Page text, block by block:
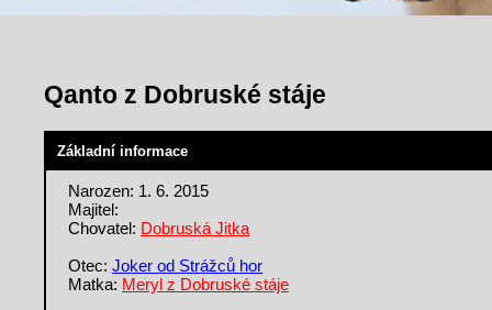
Qanto z Dobruské stáje
Základní informace
Narozen: 1. 6. 2015
Majitel:
Chovatel: Dobruská Jitka
Otec: Joker od Strážců hor
Matka: Meryl z Dobruské stáje